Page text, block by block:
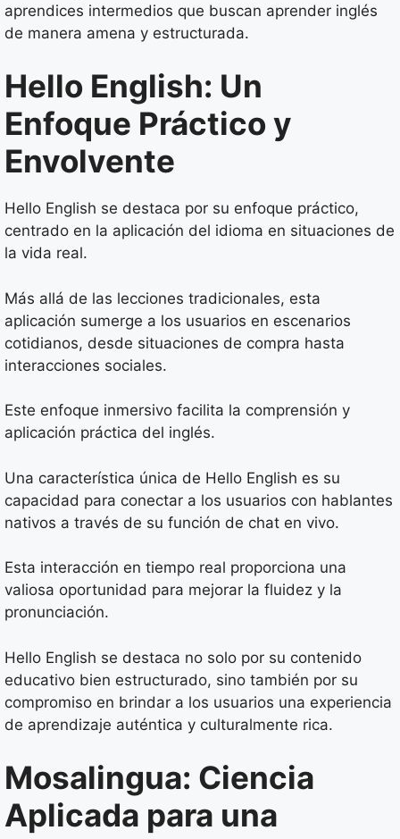
aprendices intermedios que buscan aprender inglés
de manera amena y estructurada.
Hello English: Un
Enfoque Práctico y
Envolvente
Hello English se destaca por su enfoque práctico,
centrado en la aplicación del idioma en situaciones de
la vida real.
Más allá de las lecciones tradicionales, esta
aplicación sumerge a los usuarios en escenarios
cotidianos, desde situaciones de compra hasta
interacciones sociales.
Este enfoque inmersivo facilita la comprensión y
aplicación práctica del inglés.
Una característica única de Hello English es su
capacidad para conectar a los usuarios con hablantes
nativos a través de su función de chat en vivo.
Esta interacción en tiempo real proporciona una
valiosa oportunidad para mejorar la fluidez y la
pronunciación.
Hello English se destaca no solo por su contenido
educativo bien estructurado, sino también por su
compromiso en brindar a los usuarios una experiencia
de aprendizaje auténtica y culturalmente rica.
Mosalingua: Ciencia
Aplicada para una